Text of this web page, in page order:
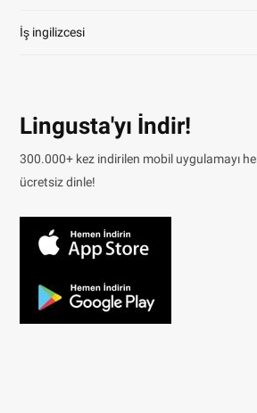
İş ingilizcesi
Lingusta'yı İndir!
300.000+ kez indirilen mobil uygulamayı
ücretsiz dinle!